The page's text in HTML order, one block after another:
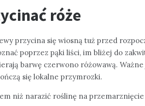
róże
przycina się wiosną tuż przed
poprzez pąki liści, im bliżej do
barwę czerwono różowawą.
się lokalne przymrozki.
niż narazić roślinę na przemarznięcie